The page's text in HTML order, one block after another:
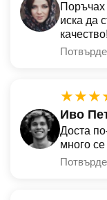
иска да
качество!
Иво
Доста
много